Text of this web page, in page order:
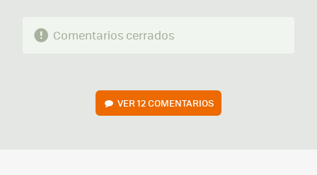
Comentarios cerrados
VER 12 COMENTARIOS